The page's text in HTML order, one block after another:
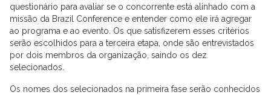
questionário para avaliar se o concorrente está alinhado com a
missão da Brazil Conference e entender como ele irá agregar
ao programa e ao evento. Os que satisfizerem esses critérios
serão escolhidos para a terceira etapa, onde são entrevistados
por dois membros da organização, saindo os dez
selecionados.
Os nomes dos selecionados na primeira fase serão conhecidos